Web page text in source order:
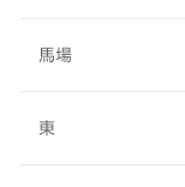
馬場
東